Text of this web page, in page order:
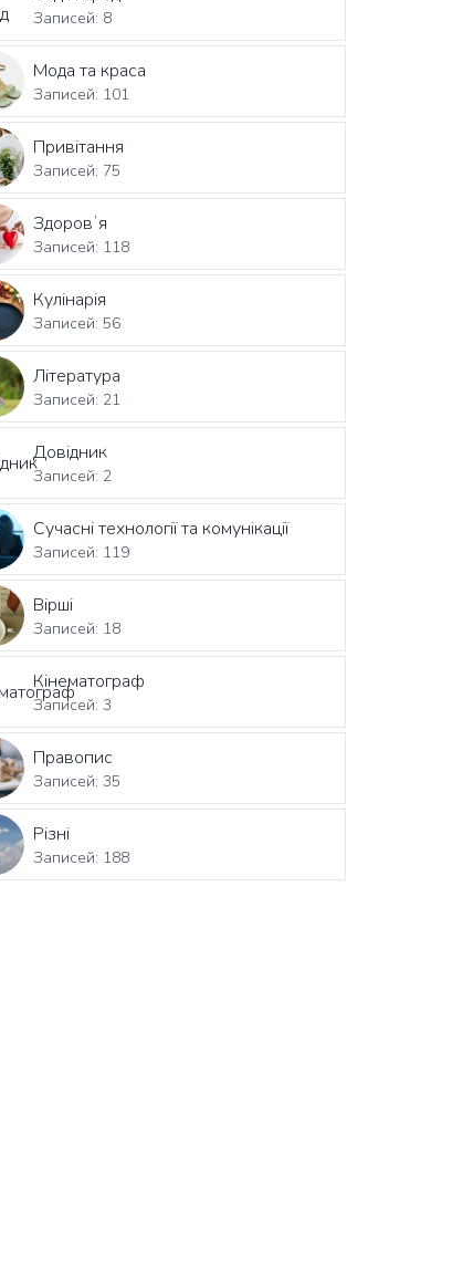
Записей: 8
Мода та краса
Записей: 101
Привітання
Записей: 75
Здоровʼя
Записей: 118
Кулінарія
Записей: 56
Література
Записей: 21
Довідник
Записей: 2
Сучасні технології та комунікації
Записей: 119
Вірші
Записей: 18
Кінематограф
Записей: 3
Правопис
Записей: 35
Різні
Записей: 188